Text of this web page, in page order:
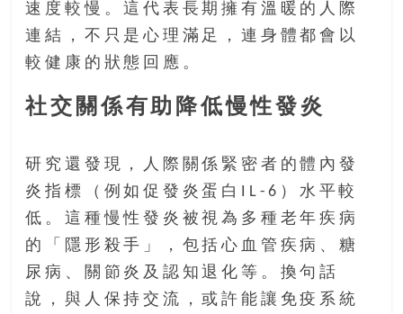
速度較慢。這代表長期擁有溫暖的人際
連結，不只是心理滿足，連身體都會以
較健康的狀態回應。
社交關係有助降低慢性發炎
研究還發現，人際關係緊密者的體內發
炎指標（例如促發炎蛋白IL-6）水平較
低。這種慢性發炎被視為多種老年疾病
的「隱形殺手」，包括心血管疾病、糖
尿病、關節炎及認知退化等。換句話
說，與人保持交流，或許能讓免疫系統